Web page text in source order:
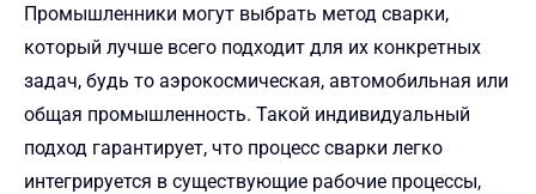
Промышленники могут выбрать метод сварки,
который лучше всего подходит для их конкретных
задач, будь то аэрокосмическая, автомобильная или
общая промышленность. Такой индивидуальный
подход гарантирует, что процесс сварки легко
интегрируется в существующие рабочие процессы,